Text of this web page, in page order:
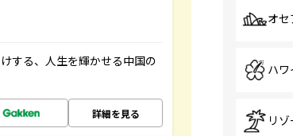
する、人生を輝かせる中国の
詳細を見る
オセ
ハワ
リゾ